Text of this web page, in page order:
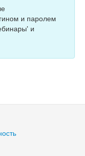
и паролем
и